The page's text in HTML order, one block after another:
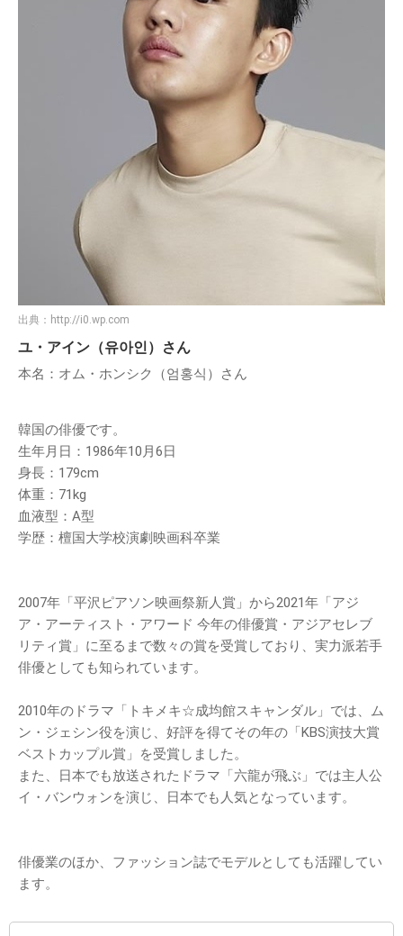
出典： http://i0.wp.com
ユ・アイン（유아인）さん
本名：オム・ホンシク（엄홍식）さん
韓国の俳優です。
生年月日：1986年10月6日
身長：179cm
体重：71kg
血液型：A型
学歴：檀国大学校演劇映画科卒業
2007年「平沢ピアソン映画祭新人賞」から2021年「アジ
ア・アーティスト・アワード 今年の俳優賞・アジアセレブ
リティ賞」に至るまで数々の賞を受賞しており、実力派若手
俳優としても知られています。
2010年のドラマ「トキメキ☆成均館スキャンダル」では、ム
ン・ジェシン役を演じ、好評を得てその年の「KBS演技大賞
ベストカップル賞」を受賞しました。
また、日本でも放送されたドラマ「六龍が飛ぶ」では主人公
イ・バンウォンを演じ、日本でも人気となっています。
俳優業のほか、ファッション誌でモデルとしても活躍してい
ます。